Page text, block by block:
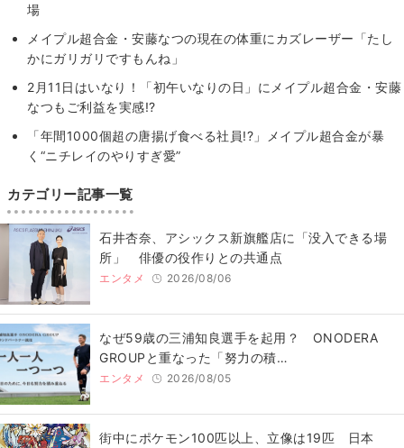
場
メイプル超合金・安藤なつの現在の体重にカズレーザー「たし
かにガリガリですもんね」
2月11日はいなり！「初午いなりの日」にメイプル超合金・安藤
なつもご利益を実感!?
「年間1000個超の唐揚げ食べる社員!?」メイプル超合金が暴
く“ニチレイのやりすぎ愛”
カテゴリー記事一覧
石井杏奈、アシックス新旗艦店に「没入できる場
所」 俳優の役作りとの共通点
エンタメ 2026/08/06
なぜ59歳の三浦知良選手を起用？ ONODERA
GROUPと重なった「努力の積…
エンタメ 2026/08/05
街中にポケモン100匹以上、立像は19匹 日本